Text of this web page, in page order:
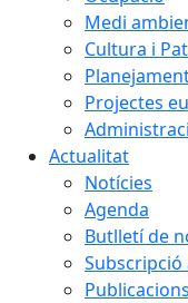
Medi
Cultura i
Projectes
Actualitat
Notícies
Agenda
Butlletí de
Subscripció
Publicacions